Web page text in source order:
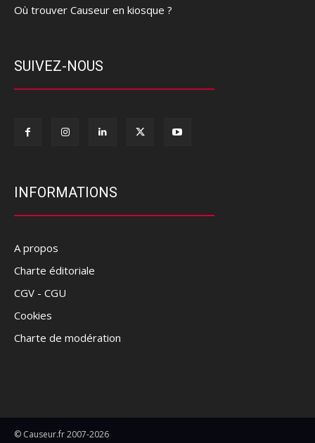
Où trouver Causeur en kiosque ?
SUIVEZ-NOUS
INFORMATIONS
A propos
Charte éditoriale
CGV - CGU
Cookies
Charte de modération
© Causeur.fr 2007-2026